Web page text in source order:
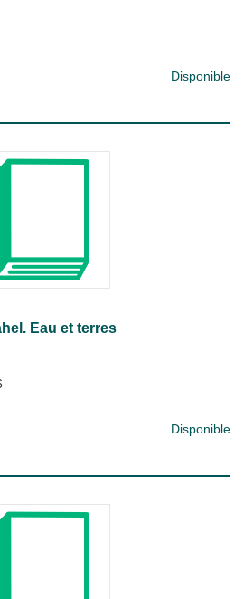
Disponible
Eau et terres
Disponible